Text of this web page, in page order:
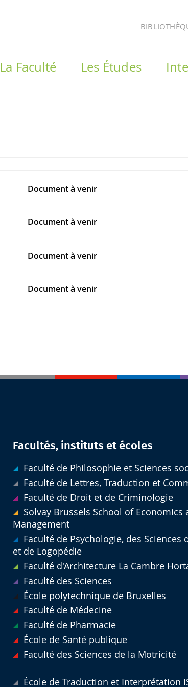
La Faculté Les Études
Document à venir
Document à venir
Document à venir
Document à venir
Facultés, instituts et écoles
Faculté de Philosophie et Sciences
Faculté de Lettres, Traduction et
Faculté de Droit et de Criminologie
Solvay Brussels School of Economics
Management
Faculté de Psychologie, des Sciences
et de Logopédie
Faculté d'Architecture La Cambre
Faculté des Sciences
École polytechnique de Bruxelles
Faculté de Médecine
Faculté de Pharmacie
École de Santé publique
Faculté des Sciences de la Motricité
École de Traduction et Interprétation